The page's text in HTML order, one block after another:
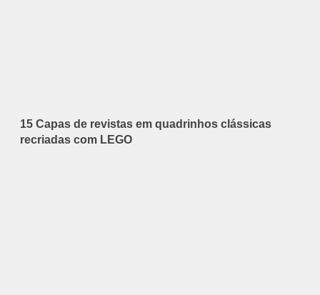
15 Capas de revistas em quadrinhos clássicas
recriadas com LEGO